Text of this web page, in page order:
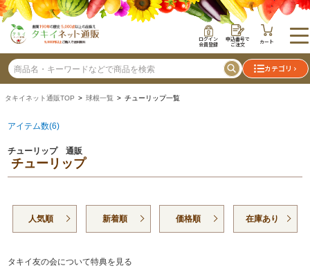
ログイン
会員登録
申込番号で
ご注文 カート
カテゴリ
タキイネット通販TOP > 球根一覧 > チューリップ一覧
アイテム数(6)
チューリップ 通販
チューリップ
人気順 新着順 価格順 在庫あり
タキイ友の会について特典を見る